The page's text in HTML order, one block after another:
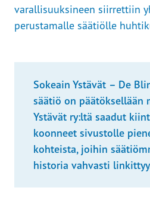
varallisuuksineen siirrettiin
perustamalle säätiölle
Sokeain Ystävät – De
säätiö on päätöksellään
Ystävät ry:ltä saadut
koonneet sivustolle
kohteista, joihin
historia vahvasti